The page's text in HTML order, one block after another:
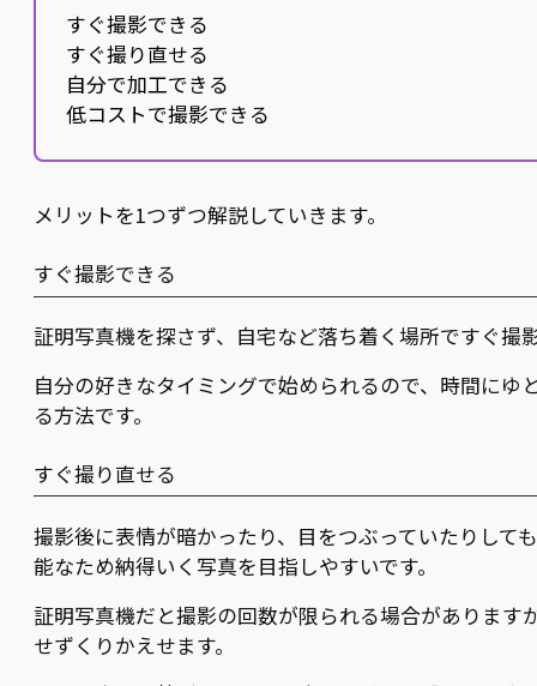
すぐ撮影できる
すぐ撮り直せる
自分で加工できる
低コストで撮影できる
メリットを1つずつ解説していきます。
すぐ撮影できる
証明写真機を探さず、自宅など落ち着く場所ですぐ撮
自分の好きなタイミングで始められるので、時間にゆ
る方法です。
すぐ撮り直せる
撮影後に表情が暗かったり、目をつぶっていたりして
能なため納得いく写真を目指しやすいです。
証明写真機だと撮影の回数が限られる場合があります
せずくりかえせます。